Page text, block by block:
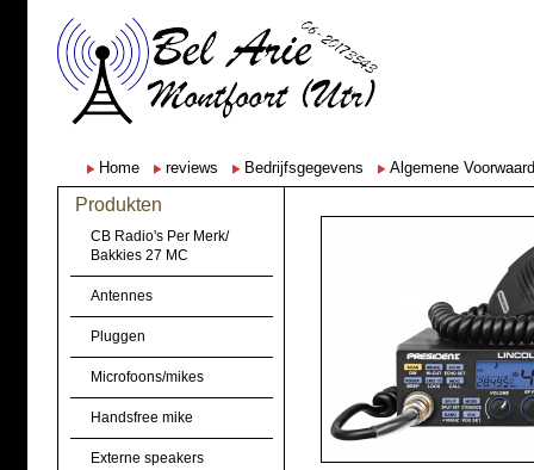
Home reviews Bedrijfsgegevens Algemene
Produkten
CB Radio's Per Merk/
Bakkies 27 MC
Antennes
Pluggen
Microfoons/mikes
Handsfree mike
Externe speakers